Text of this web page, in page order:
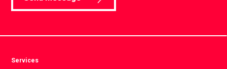
Services